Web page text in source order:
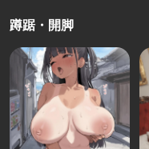
蹲踞・開脚